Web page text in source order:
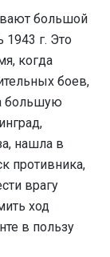
большой
1943 г. Это
когда
боев,
большую
нашла в
противника,
врагу
ход
в пользу